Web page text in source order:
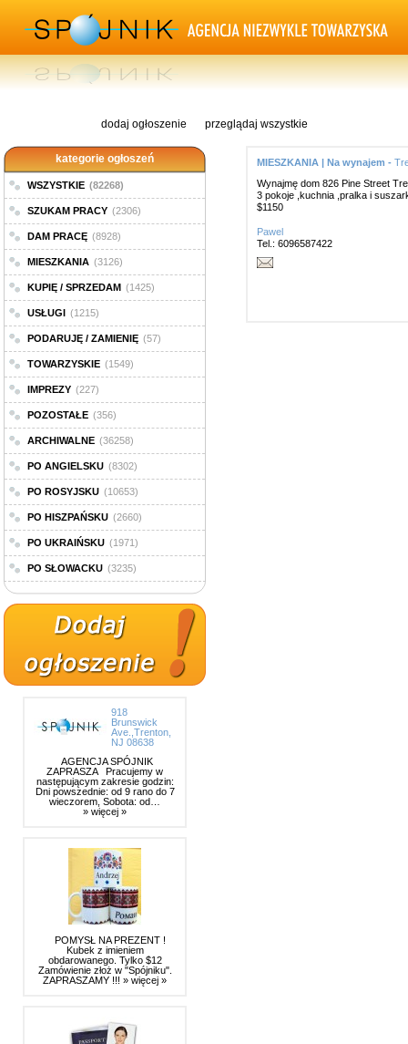
dodaj ogłoszenie przeglądaj wszystkie
kategorie ogłoszeń
WSZYSTKIE (82268)
SZUKAM PRACY (2306)
DAM PRACĘ (8928)
MIESZKANIA (3126)
KUPIĘ / SPRZEDAM (1425)
USŁUGI (1215)
PODARUJĘ / ZAMIENIĘ (57)
TOWARZYSKIE (1549)
IMPREZY (227)
POZOSTAŁE (356)
ARCHIWALNE (36258)
PO ANGIELSKU (8302)
PO ROSYJSKU (10653)
PO HISZPAŃSKU (2660)
PO UKRAIŃSKU (1971)
PO SŁOWACKU (3235)
918
Brunswick
Ave.,Trenton,
NJ 08638
AGENCJA SPÓJNIK
ZAPRASZA Pracujemy w
następującym zakresie godzin:
Dni powszednie: od 9 rano do 7
wieczorem, Sobota: od…
» więcej »
POMYSŁ NA PREZENT !
Kubek z imieniem
obdarowanego. Tylko $12
Zamówienie złoż w "Spójniku".
ZAPRASZAMY !!! » więcej »
MIESZKANIA | Na wynajem -
Wynajmę dom 826 Pine Street
3 pokoje ,kuchnia ,pralka i
$1150
Pawel
Tel.: 6096587422